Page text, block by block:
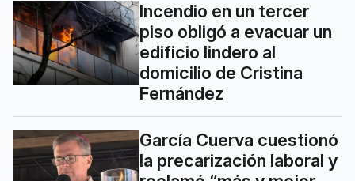
Incendio en un tercer
piso obligó a evacuar un
edificio lindero al
domicilio de Cristina
Fernández
García Cuerva cuestionó
la precarización laboral y